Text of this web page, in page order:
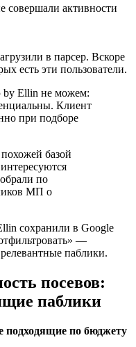
совершали активности
в парсер. Вскоре
есть эти пользователи.
by Ellin не можем:
Клиент
при подборе
базой
по
МП о
сохранили в Google
—
паблики.
посевов:
паблики
подходящие по бюджету